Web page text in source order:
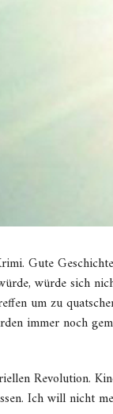
Gute
würde sich
um zu
immer noch
Revolution.
Ich will nicht